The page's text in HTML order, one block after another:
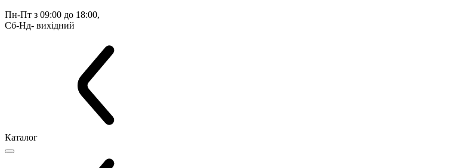
Пн-Пт з 09:00 до 18:00,
Сб-Нд- вихідний
Каталог